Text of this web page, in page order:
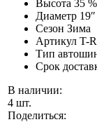
Высота 35 %
Диаметр 19″
Сезон Зима
Артикул T-
Тип
Срок
В наличии:
4 шт.
Поделиться: